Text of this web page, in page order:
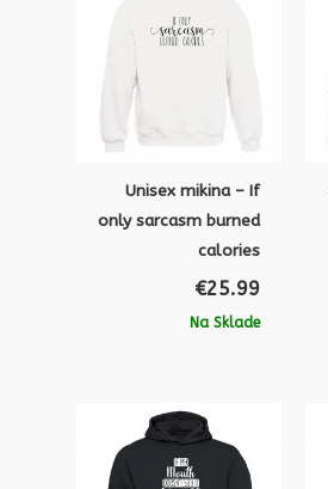
Unisex mikina – If
only sarcasm burned
calories
€25.99
Na Sklade